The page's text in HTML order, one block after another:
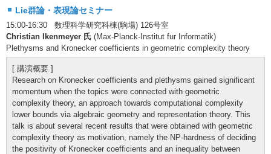
Lie群論・表現論セミナー
15:00-16:30 数理科学研究科棟(駒場) 126号室
Christian Ikenmeyer 氏 (Max-Planck-Institut fur Informatik)
Plethysms and Kronecker coefficients in geometric complexity theory
[ 講演概要 ]
Research on Kronecker coefficients and plethysms gained significant
momentum when the topics were connected with geometric
complexity theory, an approach towards computational complexity
lower bounds via algebraic geometry and representation theory. This
talk is about several recent results that were obtained with geometric
complexity theory as motivation, namely the NP-hardness of deciding
the positivity of Kronecker coefficients and an inequality between